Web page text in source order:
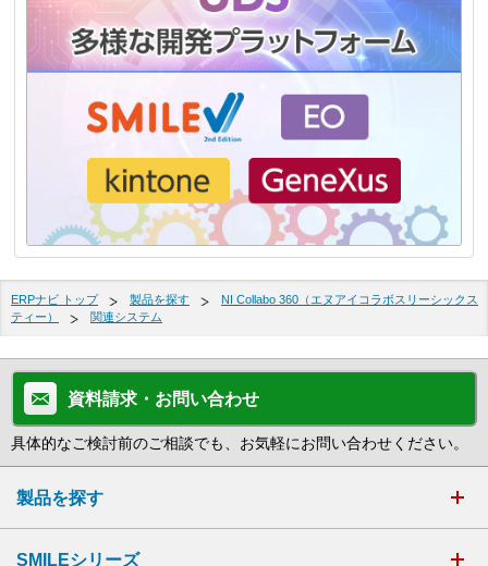
ERPナビ トップ 製品を探す
NI Collabo 360（エヌアイコラボスリーシックス
ティー）
関連システム
資料請求・お問い合わせ
具体的なご検討前のご相談でも、お気軽にお問い合わせください。
製品を探す
SMILEシリーズ